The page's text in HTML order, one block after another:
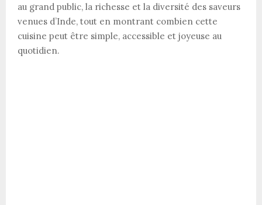
au grand public, la richesse et la diversité des saveurs
venues d’Inde, tout en montrant combien cette
cuisine peut être simple, accessible et joyeuse au
quotidien.